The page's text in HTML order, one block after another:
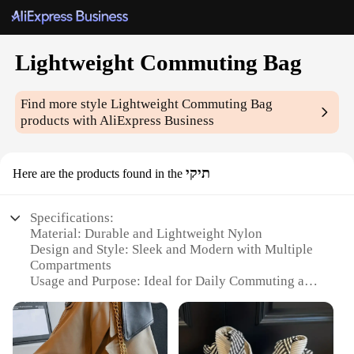
Lightweight Commuting Bag
Find more styleLightweight Commuting Bag
products with AliExpress Business
Here are the products found in the תיקי
Specifications:
Material: Durable and Lightweight Nylon
Design and Style: Sleek and Modern with Multiple
Compartments
Usage and Purpose: Ideal for Daily Commuting and
Performance and Property: Water-Resistant and
Easy to Clean
Parts and Accessories: Includes Adjustable